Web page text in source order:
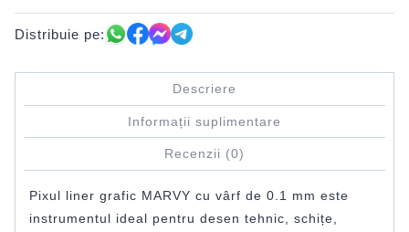
Distribuie pe:
Descriere
Informații suplimentare
Recenzii (0)
Pixul liner grafic MARVY cu vârf de 0.1 mm este
instrumentul ideal pentru desen tehnic, schițe,